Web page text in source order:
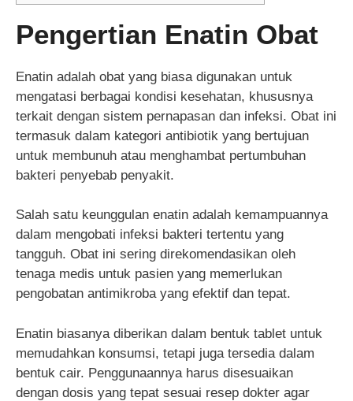
Pengertian Enatin Obat
Enatin adalah obat yang biasa digunakan untuk
mengatasi berbagai kondisi kesehatan, khususnya
terkait dengan sistem pernapasan dan infeksi. Obat ini
termasuk dalam kategori antibiotik yang bertujuan
untuk membunuh atau menghambat pertumbuhan
bakteri penyebab penyakit.
Salah satu keunggulan enatin adalah kemampuannya
dalam mengobati infeksi bakteri tertentu yang
tangguh. Obat ini sering direkomendasikan oleh
tenaga medis untuk pasien yang memerlukan
pengobatan antimikroba yang efektif dan tepat.
Enatin biasanya diberikan dalam bentuk tablet untuk
memudahkan konsumsi, tetapi juga tersedia dalam
bentuk cair. Penggunaannya harus disesuaikan
dengan dosis yang tepat sesuai resep dokter agar